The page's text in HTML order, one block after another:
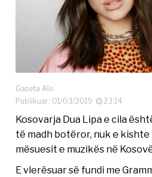
Gazeta Alo
Publikuar: 01/03/2019
23:14
Kosovarja Dua Lipa e cila
të madh botëror, nuk e
mësuesit e muzikës në
E vlerësuar së fundi me